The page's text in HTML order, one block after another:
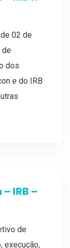
02 de
de
dos
e do IRB
IRB –
de
execução,